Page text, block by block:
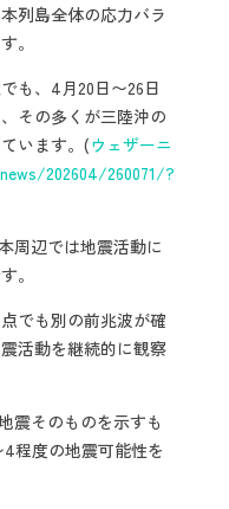
列島全体の応力バラ
。
も、4月20日〜26日
その多くが三陸沖の
います。(ウェザーニ
202604/260071/?
周辺では地震活動に
。
でも別の前兆波が確
活動を継続的に観察
震そのものを示すも
程度の地震可能性を